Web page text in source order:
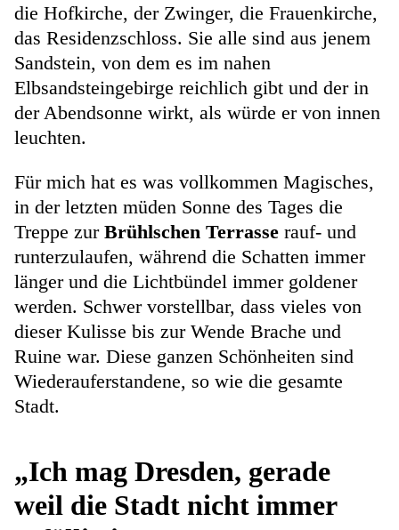
die Hofkirche, der Zwinger, die Frauenkirche,
das Residenzschloss. Sie alle sind aus jenem
Sandstein, von dem es im nahen
Elbsandsteingebirge reichlich gibt und der in
der Abendsonne wirkt, als würde er von innen
leuchten.
Für mich hat es was vollkommen Magisches,
in der letzten müden Sonne des Tages die
Treppe zur Brühlschen Terrasse rauf- und
runterzulaufen, während die Schatten immer
länger und die Lichtbündel immer goldener
werden. Schwer vorstellbar, dass vieles von
dieser Kulisse bis zur Wende Brache und
Ruine war. Diese ganzen Schönheiten sind
Wiederauferstandene, so wie die gesamte
Stadt.
„Ich mag Dresden, gerade
weil die Stadt nicht immer